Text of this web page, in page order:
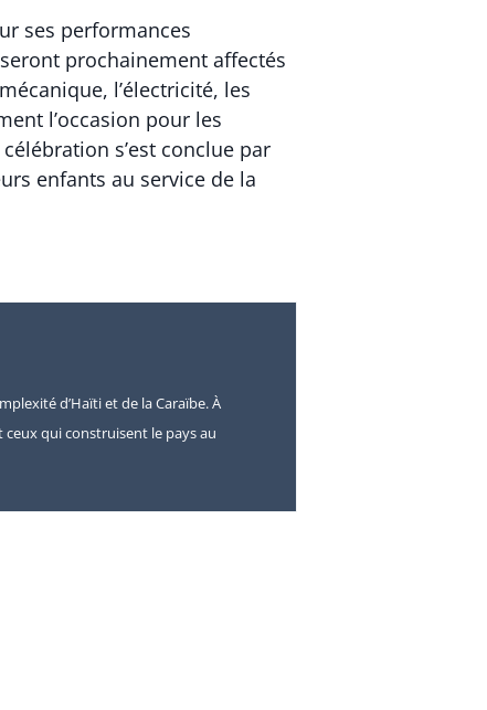
ses performances
prochainement affectés
l’électricité, les
l’occasion pour les
s’est conclue par
enfants au service de la
d’Haïti et de la Caraïbe. À
ceux qui construisent le pays au